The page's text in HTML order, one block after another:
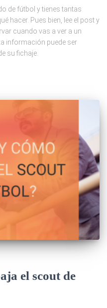
de fútbol y tienes tantas
hacer. Pues bien, lee el post y
cuando vas a ver a un
información puede ser
su fichaje.
el scout de